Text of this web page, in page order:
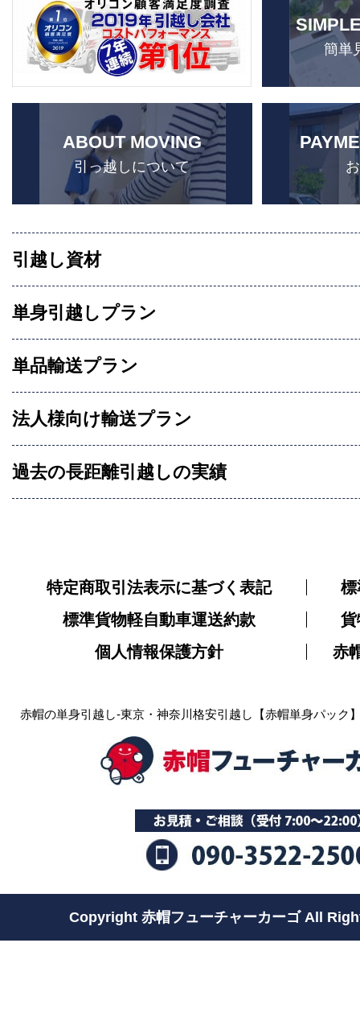
簡単
ABOUT MOVING
引っ越しについて
引越し資材
単身引越しプラン
単品輸送プラン
法人様向け輸送プラン
過去の長距離引越しの実績
特定商取引法表示に基づく表記
標
標準貨物軽自動車運送約款
貨
個人情報保護方針
赤
赤帽の単身引越し-東京・神奈川格安引越し【赤帽単身パック
Copyright 赤帽フューチャーカーゴ All